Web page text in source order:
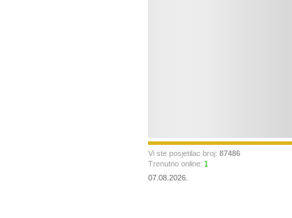
Vi ste posjetilac broj: 87486
Trenutno online: 1
07.08.2026.